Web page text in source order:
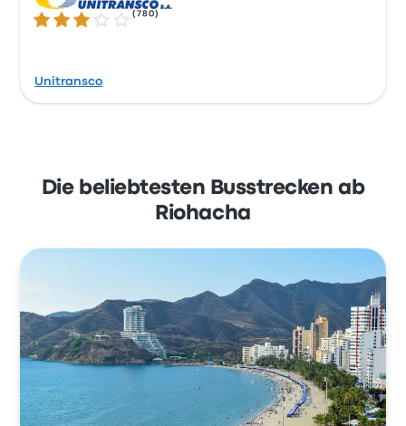
2.9 von 5 Sternen
(780 )
Unitransco
Die beliebtesten Busstrecken ab
Riohacha